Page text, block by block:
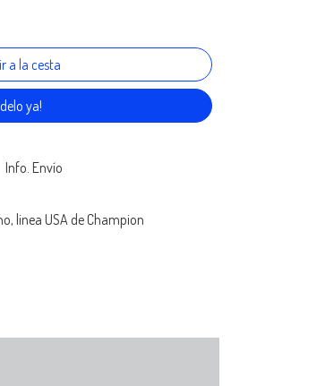
ya!
Info. Envío
linea USA de Champion